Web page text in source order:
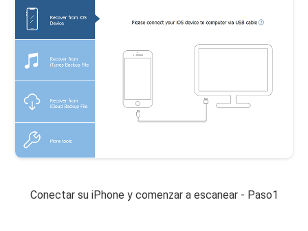
Conectar su iPhone y comenzar a escanear - Paso1